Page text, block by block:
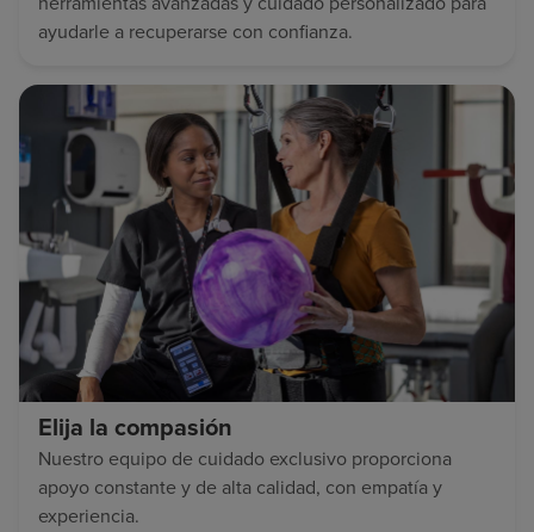
ayudarle a recuperarse con confianza.
Elija la compasión
Nuestro equipo de cuidado exclusivo proporciona
apoyo constante y de alta calidad, con empatía y
experiencia.